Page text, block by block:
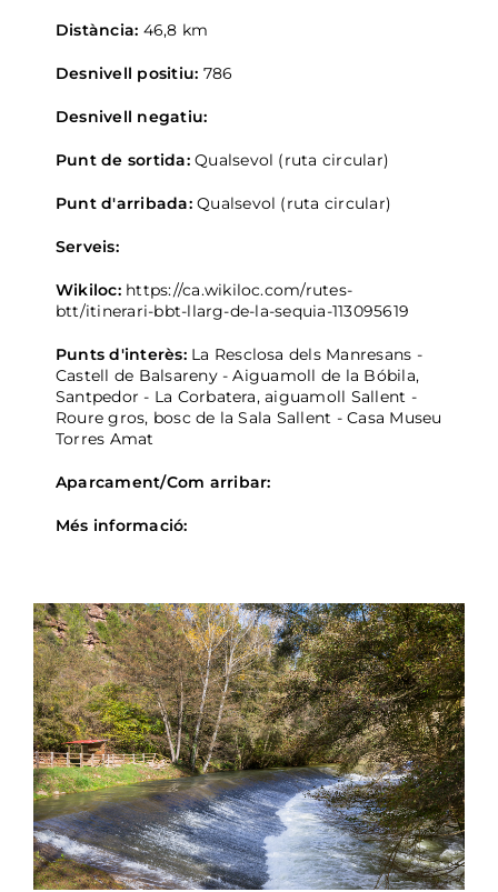
Distància: 46,8 km
Desnivell positiu: 786
Desnivell negatiu:
Punt de sortida:Qualsevol (ruta circular)
Punt d'arribada:Qualsevol (ruta circular)
Serveis:
Wikiloc: https://ca.wikiloc.com/rutes-
btt/itinerari-bbt-llarg-de-la-sequia-113095619
Punts d'interès: La Resclosa dels Manresans -
Castell de Balsareny - Aiguamoll de la Bóbila,
Santpedor - La Corbatera, aiguamoll Sallent -
Roure gros, bosc de la Sala Sallent - Casa Museu
Torres Amat
Aparcament/Com arribar:
Més informació: